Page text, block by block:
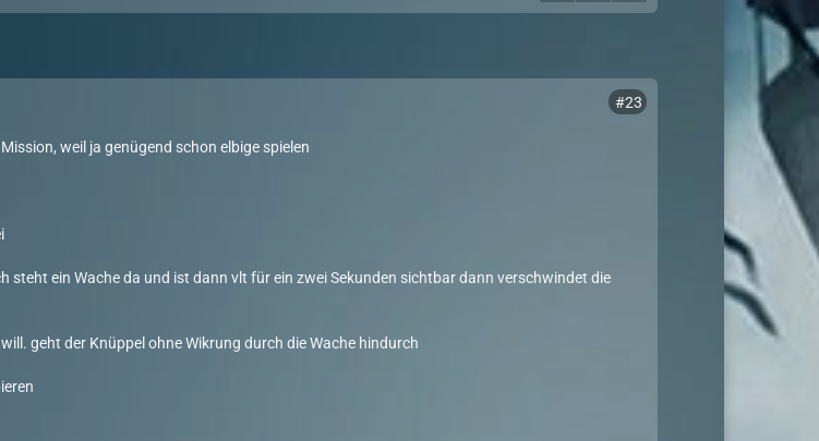
#23
weil ja genügend schon elbige spielen
steht ein Wache da und ist dann vlt für ein zwei Sekunden sichtbar dann verschwindet die
geht der Knüppel ohne Wikrung durch die Wache hindurch